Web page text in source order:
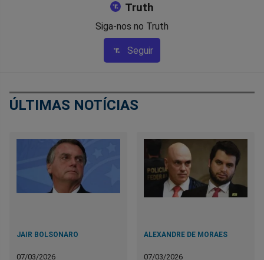
Truth
Siga-nos no Truth
Seguir
ÚLTIMAS NOTÍCIAS
JAIR BOLSONARO
07/03/2026
ALEXANDRE DE MORAES
07/03/2026